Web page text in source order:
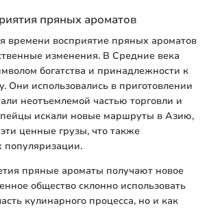
пряных ароматов
времени восприятие пряных ароматов
изменения. В Средние века
богатства и принадлежности к
Они использовались в приготовлении
неотъемлемой частью торговли и
искали новые маршруты в Азию,
ценные грузы, что также
популяризации.
пряные ароматы получают новое
общество склонно использовать
кулинарного процесса, но и как